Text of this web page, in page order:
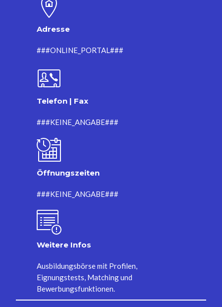
Adresse
###ONLINE_PORTAL###
Telefon | Fax
###KEINE_ANGABE###
Öffnungszeiten
###KEINE_ANGABE###
Weitere Infos
Ausbildungsbörse mit Profilen,
Eignungstests, Matching und
Bewerbungsfunktionen.